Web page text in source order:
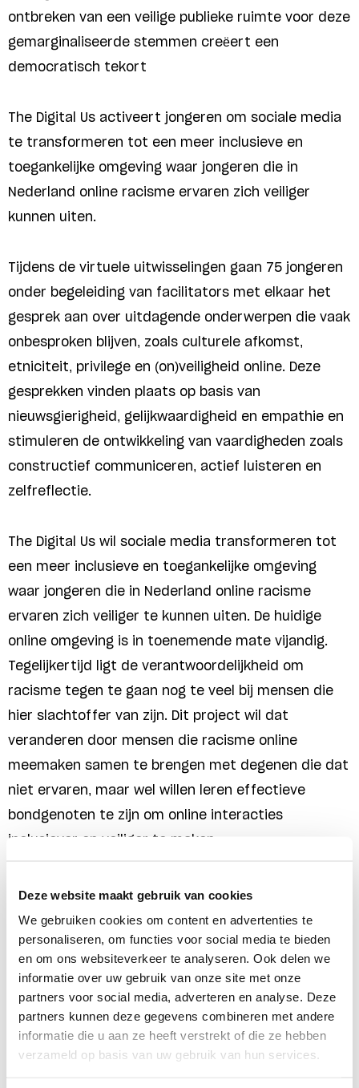
Deze website maakt gebruik van cookies
We gebruiken cookies om content en advertenties te
personaliseren, om functies voor social media te bieden
en om ons websiteverkeer te analyseren. Ook delen we
informatie over uw gebruik van onze site met onze
partners voor social media, adverteren en analyse. Deze
partners kunnen deze gegevens combineren met andere
informatie die u aan ze heeft verstrekt of die ze hebben
verzameld op basis van uw gebruik van hun services.
ontbreken van een veilige publieke ruimte voor deze
gemarginaliseerde stemmen creëert een
democratisch tekort
The Digital Us activeert jongeren om sociale media
te transformeren tot een meer inclusieve en
toegankelijke omgeving waar jongeren die in
Nederland online racisme ervaren zich veiliger
kunnen uiten.
Tijdens de virtuele uitwisselingen gaan 75 jongeren
onder begeleiding van facilitators met elkaar het
gesprek aan over uitdagende onderwerpen die vaak
onbesproken blijven, zoals culturele afkomst,
etniciteit, privilege en (on)veiligheid online. Deze
gesprekken vinden plaats op basis van
nieuwsgierigheid, gelijkwaardigheid en empathie en
stimuleren de ontwikkeling van vaardigheden zoals
constructief communiceren, actief luisteren en
zelfreflectie.
The Digital Us wil sociale media transformeren tot
een meer inclusieve en toegankelijke omgeving
waar jongeren die in Nederland online racisme
ervaren zich veiliger te kunnen uiten. De huidige
online omgeving is in toenemende mate vijandig.
Tegelijkertijd ligt de verantwoordelijkheid om
racisme tegen te gaan nog te veel bij mensen die
hier slachtoffer van zijn. Dit project wil dat
veranderen door mensen die racisme online
meemaken samen te brengen met degenen die dat
niet ervaren, maar wel willen leren effectieve
bondgenoten te zijn om online interacties
inclusiever en veiliger te maken.
naar website
delen: